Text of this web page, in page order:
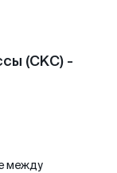
(CKC) -
между